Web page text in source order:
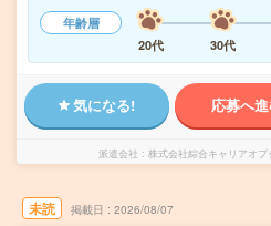
年齢層
20代
30代
気になる! 応募へ
派遣会社 株式会社綜合キャリアオ
未読 掲載日 2026/08/07